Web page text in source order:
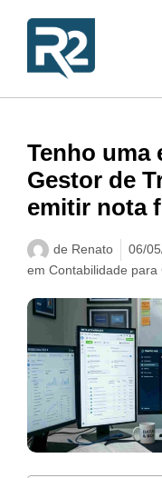
Tenho uma
Gestor de
emitir nota
de Renato
06/
em Contabilidade